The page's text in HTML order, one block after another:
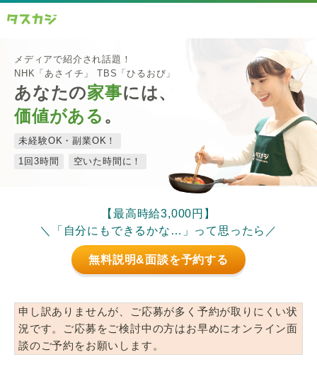
メディアで紹介され話題！
NHK「あさイチ」 TBS「ひるおび」
あなたの家事には、
価値がある 。
未経験OK・副業OK！
1回3時間
空いた時間に！
【最高時給3,000円】
＼「自分にもできるかな…」って思ったら／
無料説明&面談を予約する
申し訳ありませんが、ご応募が多く予約が取りにくい状
況です。ご応募をご検討中の方はお早めにオンライン面
談のご予約をお願いします。